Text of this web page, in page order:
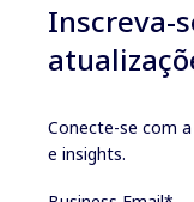
Inscreva-
Conecte-se com
e insights.